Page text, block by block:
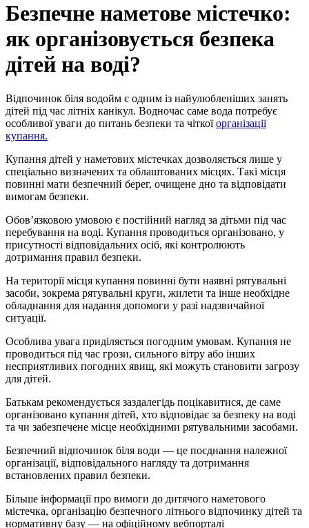
Безпечне наметове містечко:
як організовується безпека
дітей на воді?
Відпочинок біля водойм є одним із найулюбленіших занять
дітей під час літніх канікул. Водночас саме вода потребує
особливої уваги до питань безпеки та чіткоїорганізації
купання.
Купання дітей у наметових містечках дозволяється лише у
спеціально визначених та облаштованих місцях. Такі місця
повинні мати безпечний берег, очищене дно та відповідати
вимогам безпеки.
Обов’язковою умовою є постійний нагляд за дітьми під час
перебування на воді. Купання проводиться організовано, у
присутності відповідальних осіб, які контролюють
дотримання правил безпеки.
На території місця купання повинні бути наявні рятувальні
засоби, зокрема рятувальні круги, жилети та інше необхідне
обладнання для надання допомоги у разі надзвичайної
ситуації.
Особлива увага приділяється погодним умовам. Купання не
проводиться під час грози, сильного вітру або інших
несприятливих погодних явищ, які можуть становити загрозу
для дітей.
Батькам рекомендується заздалегідь поцікавитися, де саме
організовано купання дітей, хто відповідає за безпеку на воді
та чи забезпечене місце необхідними рятувальними засобами.
Безпечний відпочинок біля води — це поєднання належної
організації, відповідального нагляду та дотримання
встановлених правил безпеки.
Більше інформації про вимоги до дитячого наметового
містечка, організацію безпечного літнього відпочинку дітей та
нормативну базу — на офіційному вебпорталі